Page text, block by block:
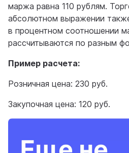
маржа равна 110 рублям.
абсолютном выражении
в процентном соотношении
рассчитываются по разным
Пример расчета:
Розничная цена: 230 руб.
Закупочная цена: 120 руб.